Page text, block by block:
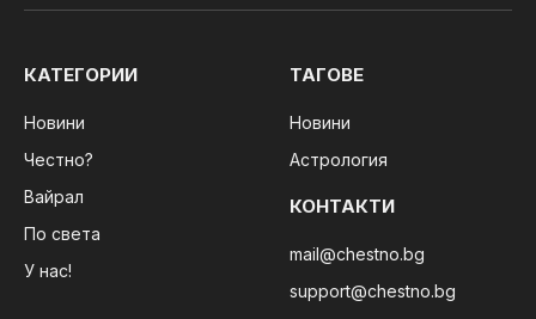
КАТЕГОРИИ
Новини
Честно?
Вайрал
По света
У нас!
ТАГОВЕ
Новини
Астрология
КОНТАКТИ
mail@chestno.bg
support@chestno.bg